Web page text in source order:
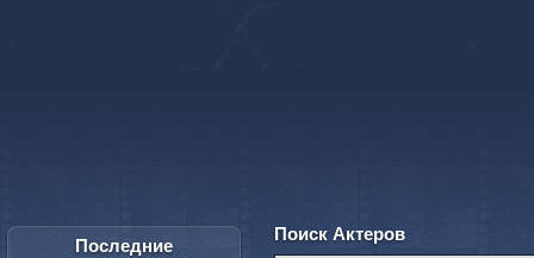
Поиск Актеров
Последние